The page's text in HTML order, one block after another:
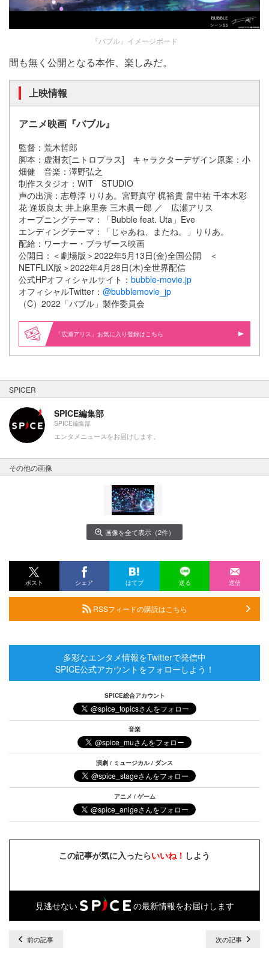
『バブル』イメージボード
間も無く公開となる本作、楽しみだ。
上映情報
アニメ映画『バブル』
監督：荒木哲郎
脚本：虚淵玄[ニトロプラス] キャラクターデザイン原案：小
畑健 音楽：澤野弘之
制作スタジオ：WIT STUDIO
声の出演：志尊淳 りりあ。宮野真守 梶裕貴 畠中祐 千本木彩
花 逢坂良太 井上麻里奈 三木眞一郎 ／ 広瀬アリス
オープニングテーマ：「Bubble feat. Uta」Eve
エンディングテーマ：「じゃあね、またね。」りりあ。
配給：ワーナー・ブラザース映画
公開日：＜劇場版＞2022年5月13日(金)全国公開 ＜
NETFLIX版＞2022年4月28日(木)全世界配信
公式HPオフィシャルサイト： bubble-movie.jp
オフィシャルTwitter： @bubblemovie_jp
（C）2022「バブル」製作委員会
「広瀬アリス」お気に入り登録はこちら
SPICER
SPICE編集部
SPICE編集部
エンタメニュースをお届けします。
その他の画像
画像を全て表示（2件）
ポスト シェア はてブ 送る 送信
RSSフィードの購読はこちら
多彩なエンタメ情報をTwitterで発信中
SPICE公式アカウントをフォローしよう！
SPICE総合アカウント
音楽
演劇 / ミュージカル / ダンス
アニメ / ゲーム
この記事が気に入ったらいいね！ しよう
見逃せない の最新情報をお届けします
前の記事 次の記事